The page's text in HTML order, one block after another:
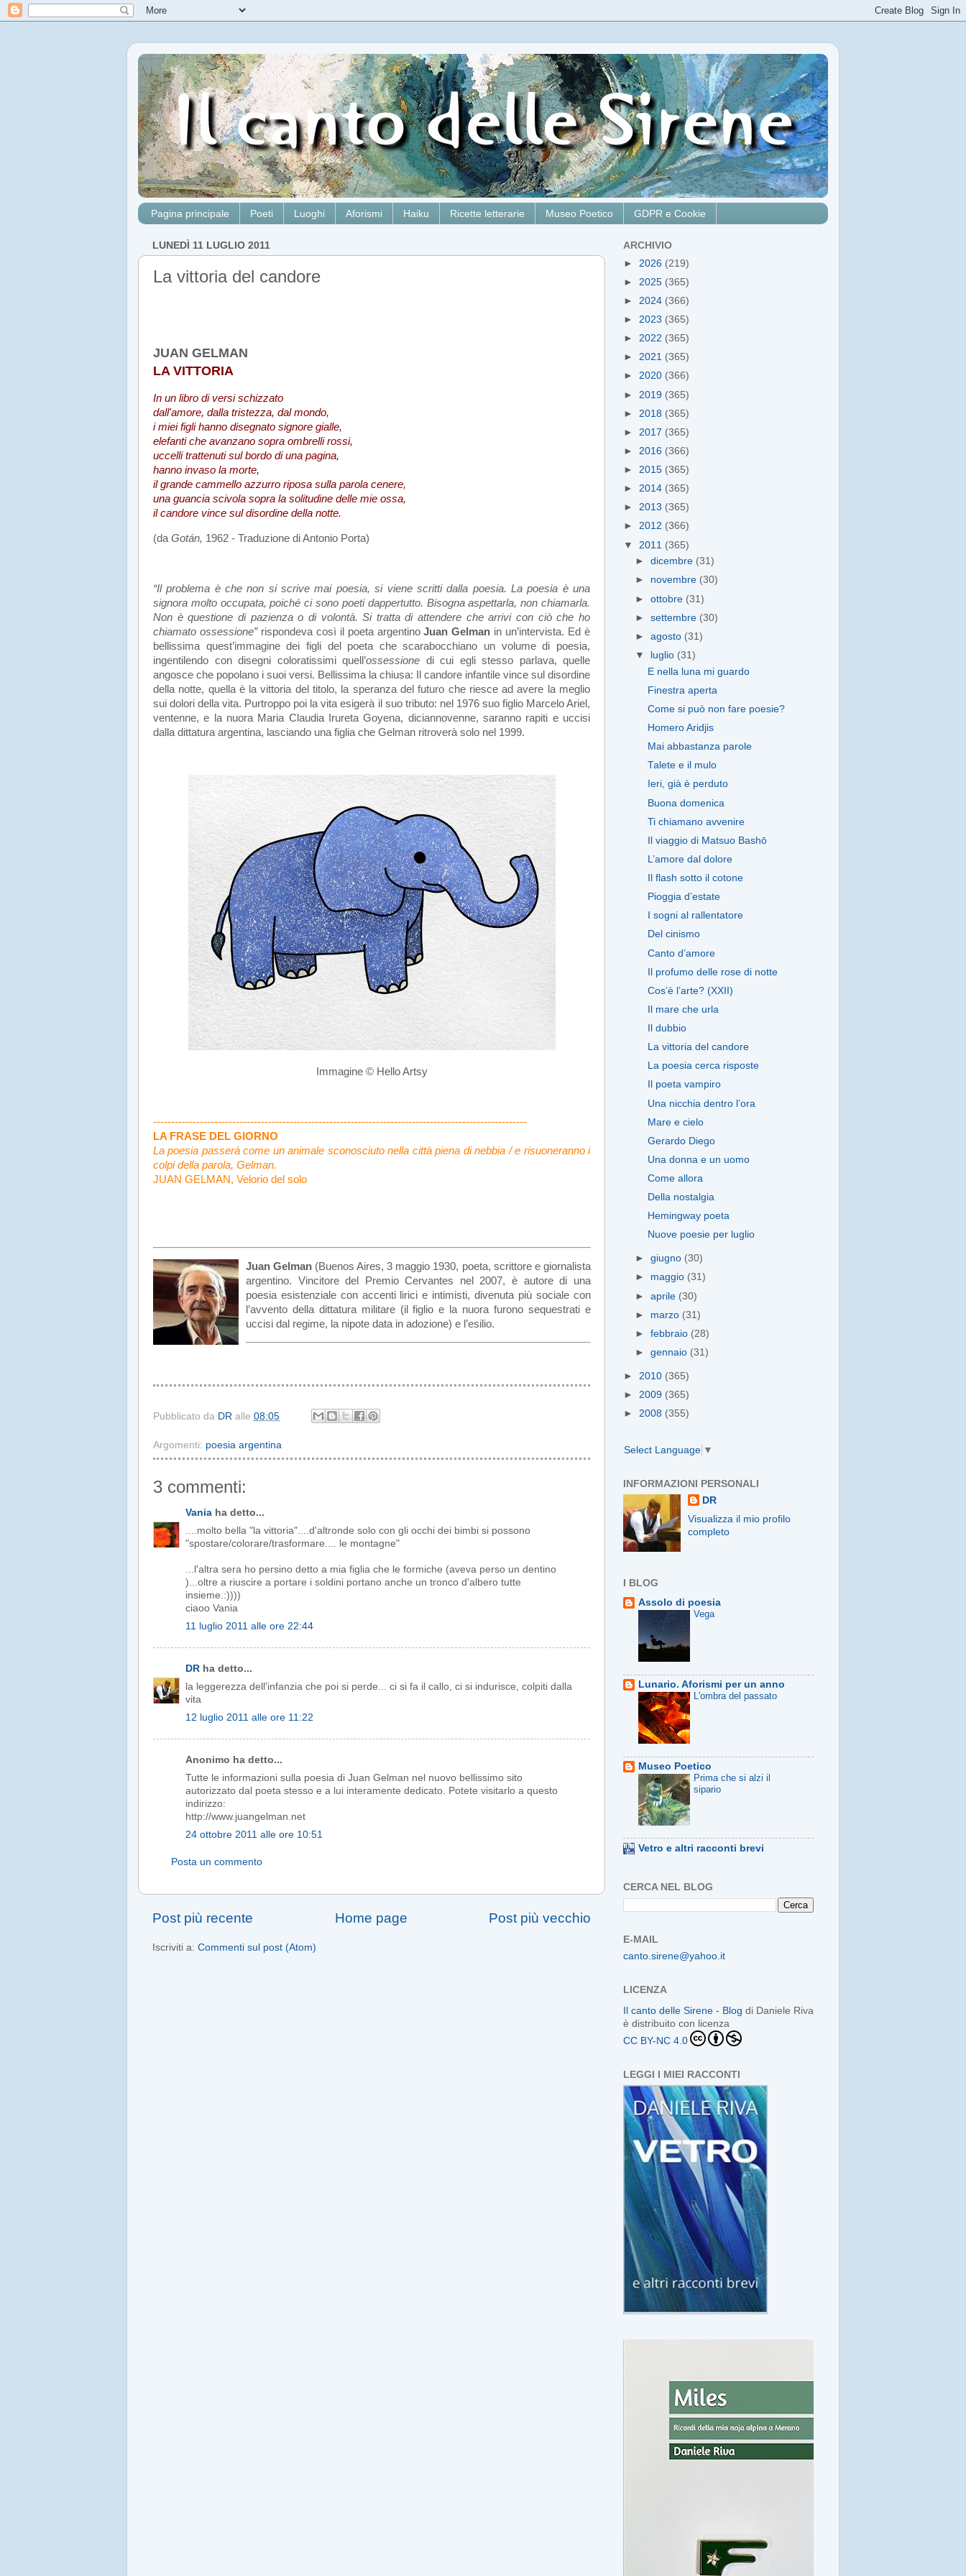
Pagina principale Poeti Luoghi Aforismi Haiku Ricette letterarie Museo Poetico GDPR e Cookie
LUNEDÌ 11 LUGLIO 2011
La vittoria del candore
JUAN GELMAN
LA VITTORIA
In un libro di versi schizzato
dall'amore, dalla tristezza, dal mondo,
i miei figli hanno disegnato signore gialle,
elefanti che avanzano sopra ombrelli rossi,
uccelli trattenuti sul bordo di una pagina,
hanno invaso la morte,
il grande cammello azzurro riposa sulla parola cenere,
una guancia scivola sopra la solitudine delle mie ossa,
il candore vince sul disordine della notte.
(da Gotán, 1962 - Traduzione di Antonio Porta)
“Il problema è che non si scrive mai poesia, si viene scritti dalla poesia. La poesia è una
signora molto occupata, poiché ci sono poeti dappertutto. Bisogna aspettarla, non chiamarla.
Non è questione di pazienza o di volontà. Si tratta di attendere che arrivi con ciò che ho
chiamato ossessione”rispondeva così il poeta argentinoJuan Gelman in un’intervista. Ed è
bellissima quest’immagine dei figli del poeta che scarabocchiano un volume di poesia,
ingentilendo con disegni coloratissimi quell’ossessione di cui egli stesso parlava, quelle
angosce che popolano i suoi versi. Bellissima la chiusa: Il candore infantile vince sul disordine
della notte, quella è la vittoria del titolo, la speranza del futuro che riesce ad avere la meglio
sui dolori della vita. Purtroppo poi la vita esigerà il suo tributo: nel 1976 suo figlio Marcelo Ariel,
ventenne, e la nuora Maria Claudia Irureta Goyena, diciannovenne, saranno rapiti e uccisi
dalla dittatura argentina, lasciando una figlia che Gelman ritroverà solo nel 1999.
Immagine © Hello Artsy
--------------------------------------------------------------------------------------------------------
LA FRASE DEL GIORNO
La poesia passerà come un animale sconosciuto nella città piena di nebbia / e risuoneranno i
colpi della parola, Gelman.
JUAN GELMAN, Velorio del solo
Juan Gelman (Buenos Aires, 3 maggio 1930, poeta, scrittore e giornalista
argentino. Vincitore del Premio Cervantes nel 2007, è autore di una
poesia esistenziale con accenti lirici e intimisti, divenuta più sociale con
l’avvento della dittatura militare (il figlio e la nuora furono sequestrati e
uccisi dal regime, la nipote data in adozione) e l’esilio.
Pubblicato da DR alle 08:05
Argomenti: poesia argentina
3 commenti:
Vania ha detto...
....molto bella "la vittoria"....d'altronde solo con gli occhi dei bimbi si possono
"spostare/colorare/trasformare.... le montagne"
...l'altra sera ho persino detto a mia figlia che le formiche (aveva perso un dentino
)...oltre a riuscire a portare i soldini portano anche un tronco d'albero tutte
insieme.:))))
ciaoo Vania
11 luglio 2011 alle ore 22:44
DR ha detto...
la leggerezza dell'infanzia che poi si perde... ci si fa il callo, ci si indurisce, colpiti dalla
vita
12 luglio 2011 alle ore 11:22
Anonimo ha detto...
Tutte le informazioni sulla poesia di Juan Gelman nel nuovo bellissimo sito
autorizzato dal poeta stesso e a lui interamente dedicato. Potete visitarlo a questo
indirizzo:
http://www.juangelman.net
24 ottobre 2011 alle ore 10:51
Posta un commento
Post più recente Post più vecchio
Home page
Iscriviti a: Commenti sul post (Atom)
ARCHIVIO
► 2026 (219)
► 2025 (365)
► 2024 (366)
► 2023 (365)
► 2022 (365)
► 2021 (365)
► 2020 (366)
► 2019 (365)
► 2018 (365)
► 2017 (365)
► 2016 (366)
► 2015 (365)
► 2014 (365)
► 2013 (365)
► 2012 (366)
▼ 2011 (365)
►dicembre (31)
► novembre (30)
►ottobre (31)
►settembre (30)
►agosto (31)
▼
luglio (31)
E nella luna mi guardo
Finestra aperta
Come si può non fare poesie?
Homero Aridjis
Mai abbastanza parole
Talete e il mulo
Ieri, già è perduto
Buona domenica
Ti chiamano avvenire
Il viaggio di Matsuo Bashō
L’amore dal dolore
Il flash sotto il cotone
Pioggia d’estate
I sogni al rallentatore
Del cinismo
Canto d’amore
Il profumo delle rose di notte
Cos’è l’arte? (XXII)
Il mare che urla
Il dubbio
La vittoria del candore
La poesia cerca risposte
Il poeta vampiro
Una nicchia dentro l’ora
Mare e cielo
Gerardo Diego
Una donna e un uomo
Come allora
Della nostalgia
Hemingway poeta
Nuove poesie per luglio
►giugno (30)
► maggio (31)
►aprile (30)
► marzo (31)
►febbraio (28)
►gennaio (31)
► 2010 (365)
► 2009 (365)
► 2008 (355)
Select Language ▼
INFORMAZIONI PERSONALI
DR
Visualizza il mio profilo
completo
I BLOG
Assolo di poesia
Vega
Lunario. Aforismi per un anno
L'ombra del passato
Museo Poetico
Prima che si alzi il
sipario
Vetro e altri racconti brevi
CERCA NEL BLOG
E-MAIL
canto.sirene@yahoo.it
LICENZA
Il canto delle Sirene - Blog di Daniele Riva
è distribuito con licenza
CC BY-NC 4.0
LEGGI I MIEI RACCONTI